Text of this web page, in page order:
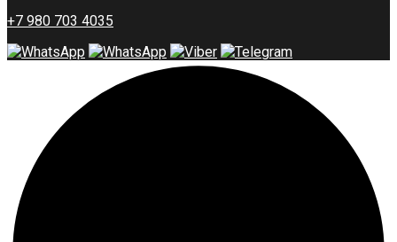
+7 980 703 4035